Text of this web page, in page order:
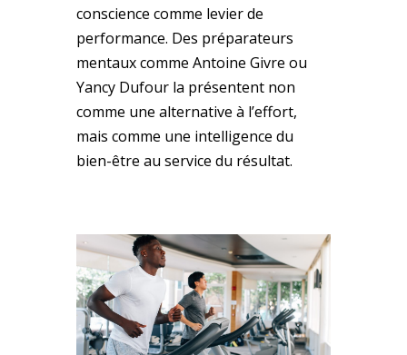
conscience comme levier de
performance. Des préparateurs
mentaux comme Antoine Givre ou
Yancy Dufour la présentent non
comme une alternative à l’effort,
mais comme une intelligence du
bien-être au service du résultat.